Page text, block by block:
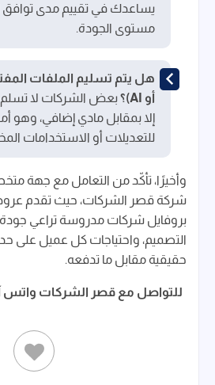
يساعدك في تقييم مدى
مستوى الجودة.
أو AI)؟
بعض الشركات لا تسلم
إلا بمقابل مادي إضافي، وهو
للتعديلات أو الاستخدامات
وأخيرًا، تأكّد من التعامل مع جهة
شركة قصر الشركات، حيث تقدم
بروفايل شركات مدروسة تراعي جودة
التصميم، واحتياجات كل عميل على
حقيقية مقابل ما تدفعه.
للتواصل مع قصر الشركات واتس آب: